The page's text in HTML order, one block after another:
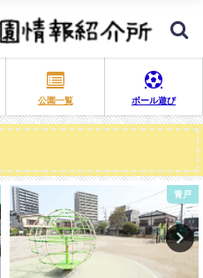
公園一覧 ボール遊び
中川